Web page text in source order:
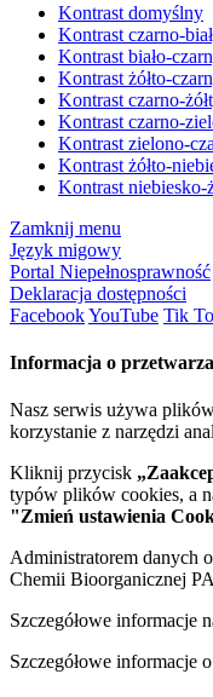
Kontrast domyślny
Kontrast czarno-
Kontrast biało-
Kontrast żółto-
Kontrast czarno-
Kontrast czarno-
Kontrast zielono-
Kontrast żółto-
Kontrast niebiesko-
Zamknij menu
Język migowy
Portal Niepełnosprawność
Deklaracja dostępności
FacebookYouTube Tik
Informacja o
Nasz serwis używa
korzystanie z narzędzi
Kliknij przycisk
typów plików cookies, a
"Zmień ustawienia
Administratorem danych
Chemii Bioorganicznej
Szczegółowe informacje
Szczegółowe informacje